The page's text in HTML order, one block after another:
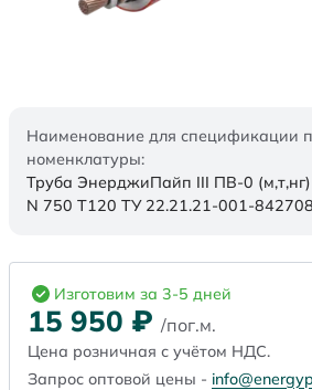
Наименование для спецификации
номенклатуры:
Труба ЭнерджиПайп III ПВ-0
N 750 Т120 ТУ 22.21.21-001-
Изготовим за 3-5 дней
15 950 ₽ /пог.м.
Цена розничная с учётом НДС.
Запрос оптовой цены -